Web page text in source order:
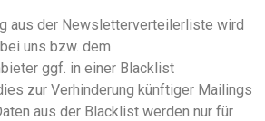
aus der Newsletterverteilerliste wird
uns bzw. dem
ggf. in einer Blacklist
zur Verhinderung künftiger Mailings
aus der Blacklist werden nur für